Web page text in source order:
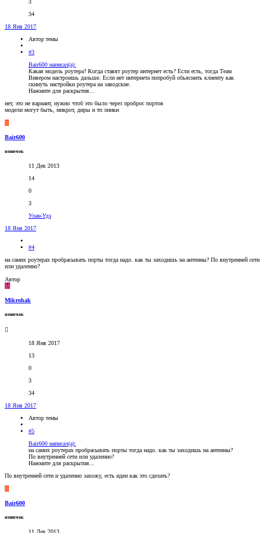
34
18 Янв 2017
Автор темы
#3
Bair600 написал(а):
Какая модель роутера? Когда ставят роутер интернет есть? Если есть, тогда Теам
Вивером настроишь дальше. Если нет интернета попробуй обьяснить клиенту как
скинуть настройки роутера на заводские.
Нажмите для раскрытия...
нет, это не вариант, нужно чтоб это было через проброс портов
модели могут быть, микрот, диры и тп линки
B
Bair600
новичок
11 Дек 2013
14
0
3
Улан-Удэ
18 Янв 2017
#4
на самих роутерах пробрасывать порты тогда надо. как ты заходишь на антенны? По внутренней сети
или удаленно?
Автор
M
Mikrohak
новичок
18 Янв 2017
13
0
3
34
18 Янв 2017
Автор темы
#5
Bair600 написал(а):
на самих роутерах пробрасывать порты тогда надо. как ты заходишь на антенны?
По внутренней сети или удаленно?
Нажмите для раскрытия...
По внутренней сети и удаленно захожу, есть идеи как это сделать?
B
Bair600
новичок
11 Дек 2013